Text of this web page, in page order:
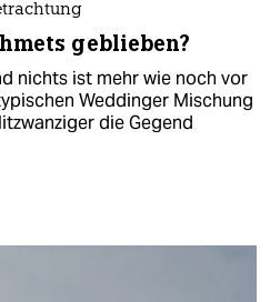
geblieben?
nichts ist mehr wie noch vor
Weddinger Mischung
die Gegend